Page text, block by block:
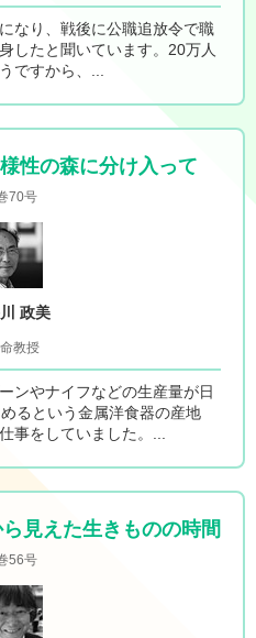
なり、戦後に公職追放令で職
したと聞いています。20万人
ですから、...
性の森に分け入って
70号
政美
教授
ンやナイフなどの生産量が日
るという金属洋食器の産地
事をしていました。...
見えた生きものの時間
56号